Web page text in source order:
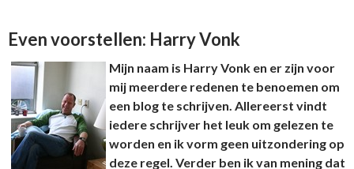
Even voorstellen: Harry Vonk
Mijn naam is Harry Vonk en er zijn voor
mij meerdere redenen te benoemen om
een blog te schrijven. Allereerst vindt
iedere schrijver het leuk om gelezen te
worden en ik vorm geen uitzondering op
deze regel. Verder ben ik van mening dat